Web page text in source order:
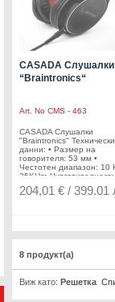
CASADA Слушалки
“Braintronics“
Art. No CMS - 463
CASADA Слушалки
"Braintronics" Технически
данни: • Размер на
говорителя: 53 мм •
Честотен диапазон: 10
25KHz•
dB • Импеданс: 32Ω•
Дължина на кабела:1,2
204,01 € / 399.01
8 продукт(а)
Виж като: Решетка